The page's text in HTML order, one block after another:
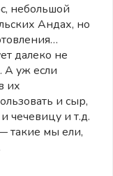
небольшой
Андах, но
далеко не
А уж если
их
и сыр,
чечевицу и т.д.
такие мы ели,